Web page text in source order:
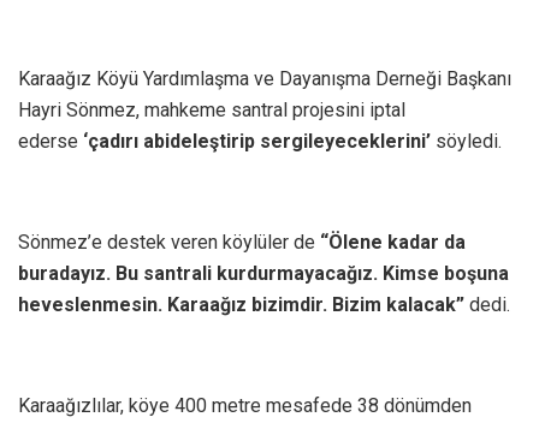
Karaağız Köyü Yardımlaşma ve Dayanışma Derneği Başkanı
Hayri Sönmez, mahkeme santral projesini iptal
ederse ‘çadırı abideleştirip sergileyeceklerini’ söyledi.
Sönmez’e destek veren köylüler de “Ölene kadar da
buradayız. Bu santrali kurdurmayacağız. Kimse boşuna
heveslenmesin. Karaağız bizimdir. Bizim kalacak” dedi.
Karaağızlılar, köye 400 metre mesafede 38 dönümden